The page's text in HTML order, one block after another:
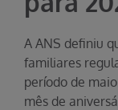
A ANS definiu
familiares
período de
mês de